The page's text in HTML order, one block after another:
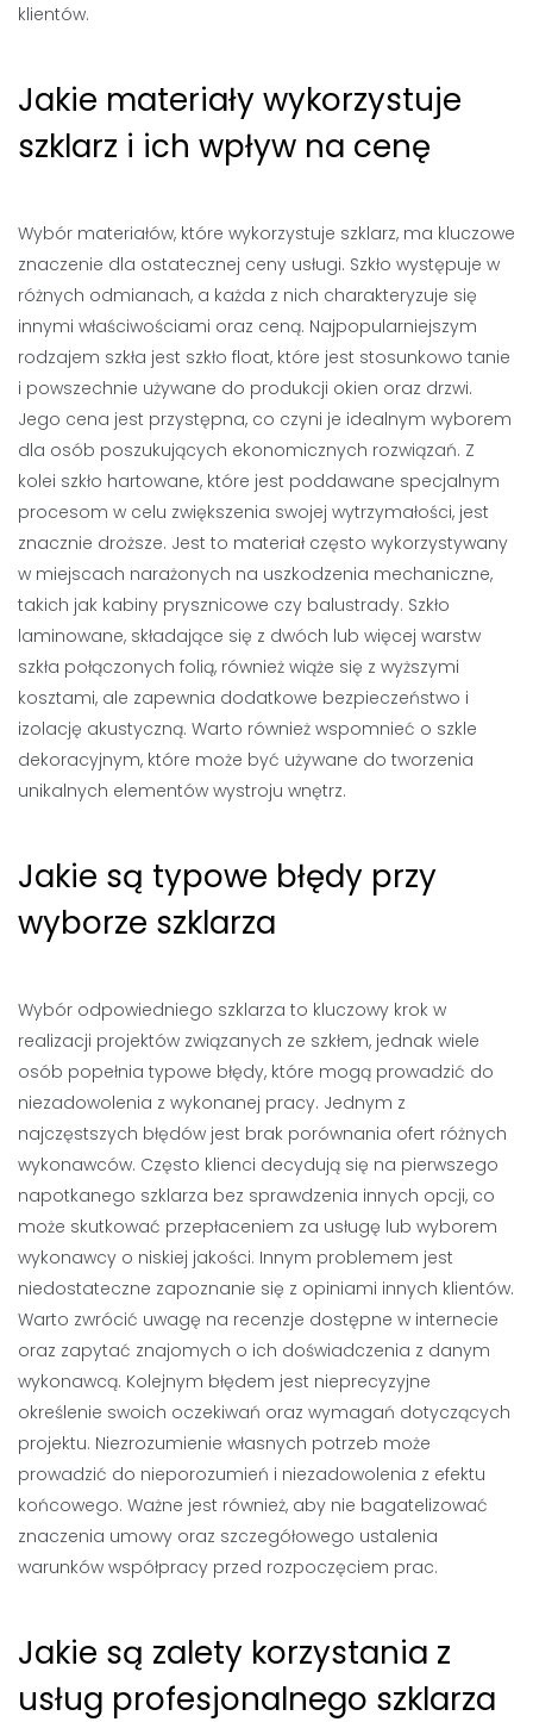
klientów.
Jakie materiały wykorzystuje
szklarz i ich wpływ na cenę
Wybór materiałów, które wykorzystuje szklarz, ma kluczowe
znaczenie dla ostatecznej ceny usługi. Szkło występuje w
różnych odmianach, a każda z nich charakteryzuje się
innymi właściwościami oraz ceną. Najpopularniejszym
rodzajem szkła jest szkło float, które jest stosunkowo tanie
i powszechnie używane do produkcji okien oraz drzwi.
Jego cena jest przystępna, co czyni je idealnym wyborem
dla osób poszukujących ekonomicznych rozwiązań. Z
kolei szkło hartowane, które jest poddawane specjalnym
procesom w celu zwiększenia swojej wytrzymałości, jest
znacznie droższe. Jest to materiał często wykorzystywany
w miejscach narażonych na uszkodzenia mechaniczne,
takich jak kabiny prysznicowe czy balustrady. Szkło
laminowane, składające się z dwóch lub więcej warstw
szkła połączonych folią, również wiąże się z wyższymi
kosztami, ale zapewnia dodatkowe bezpieczeństwo i
izolację akustyczną. Warto również wspomnieć o szkle
dekoracyjnym, które może być używane do tworzenia
unikalnych elementów wystroju wnętrz.
Jakie są typowe błędy przy
wyborze szklarza
Wybór odpowiedniego szklarza to kluczowy krok w
realizacji projektów związanych ze szkłem, jednak wiele
osób popełnia typowe błędy, które mogą prowadzić do
niezadowolenia z wykonanej pracy. Jednym z
najczęstszych błędów jest brak porównania ofert różnych
wykonawców. Często klienci decydują się na pierwszego
napotkanego szklarza bez sprawdzenia innych opcji, co
może skutkować przepłaceniem za usługę lub wyborem
wykonawcy o niskiej jakości. Innym problemem jest
niedostateczne zapoznanie się z opiniami innych klientów.
Warto zwrócić uwagę na recenzje dostępne w internecie
oraz zapytać znajomych o ich doświadczenia z danym
wykonawcą. Kolejnym błędem jest nieprecyzyjne
określenie swoich oczekiwań oraz wymagań dotyczących
projektu. Niezrozumienie własnych potrzeb może
prowadzić do nieporozumień i niezadowolenia z efektu
końcowego. Ważne jest również, aby nie bagatelizować
znaczenia umowy oraz szczegółowego ustalenia
warunków współpracy przed rozpoczęciem prac.
Jakie są zalety korzystania z
usług profesjonalnego szklarza